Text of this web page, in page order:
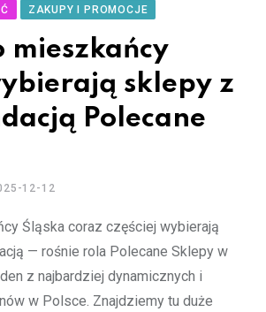
ZAKUPY I PROMOCJE
mieszkańcy
sklepy z
Polecane
12-12
Śląska coraz częściej wybierają
— rośnie rola Polecane Sklepy w
z najbardziej dynamicznych i
w Polsce. Znajdziemy tu duże